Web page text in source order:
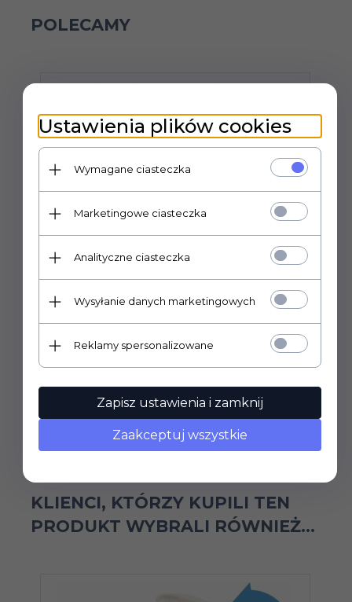
POLECAMY
Feromony-PheroFem Eau de Parfum
Ceny widoczne po zalogowaniu.
KLIENCI, KTÓRZY KUPILI TEN
PRODUKT WYBRALI RÓWNIEŻ...
Ustawienia plików cookies
Wymagane ciasteczka
Marketingowe ciasteczka
Analityczne ciasteczka
Wysyłanie danych marketingowych
Reklamy spersonalizowane
Zapisz ustawienia i zamknij
Zaakceptuj wszystkie